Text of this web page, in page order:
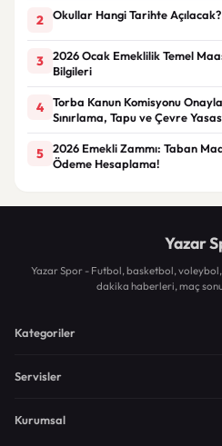
2 Okullar Hangi Tarihte Açılacak?
3
2026 Ocak Emeklilik Temel
Bilgileri
4
Torba Kanun Komisyonu
Sınırlama, Tapu ve Çevre
5
2026 Emekli Zammı: Taban
Ödeme Hesaplama!
Yazar
Yazar Spor - Futbol, basketbol,
dakika haberleri, maç
Kategoriler
Servisler
Kurumsal